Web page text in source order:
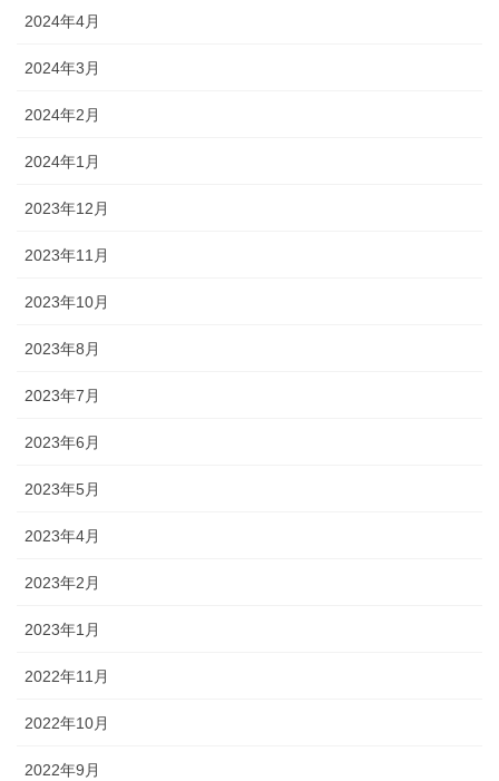
2024年4月
2024年3月
2024年2月
2024年1月
2023年12月
2023年11月
2023年10月
2023年8月
2023年7月
2023年6月
2023年5月
2023年4月
2023年2月
2023年1月
2022年11月
2022年10月
2022年9月